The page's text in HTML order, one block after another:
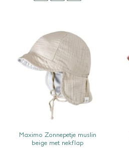
SNEL BEKIJKEN
Maximo Zonnepetje muslin
beige met nekflap